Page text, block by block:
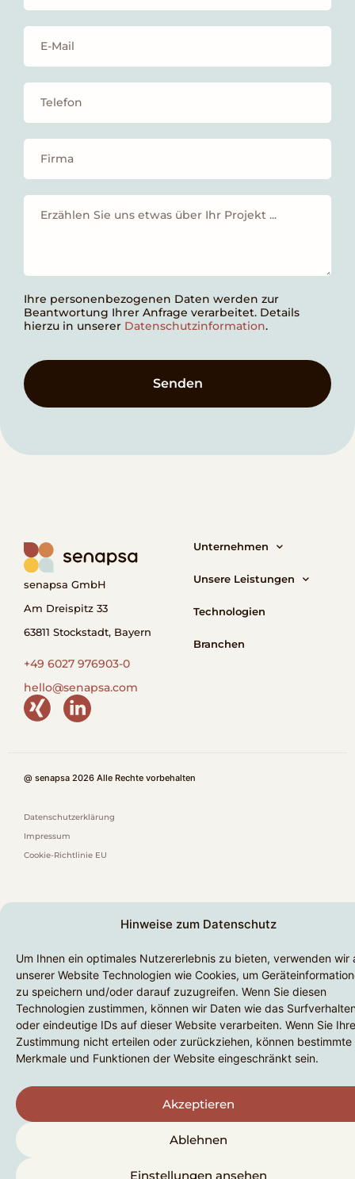
Hinweise zum Datenschutz
Um Ihnen ein optimales Nutzererlebnis zu bieten, verwenden wir
unserer Website Technologien wie Cookies, um
zu speichern und/oder darauf zuzugreifen. Wenn Sie diesen
Technologien zustimmen, können wir Daten wie das
oder eindeutige IDs auf dieser Website verarbeiten. Wenn Sie Ihre
Zustimmung nicht erteilen oder zurückziehen, können bestimmte
Merkmale und Funktionen der Website eingeschränkt sein.
Akzeptieren
Ablehnen
Einstellungen ansehen
Ihre personenbezogenen Daten werden zur
Beantwortung Ihrer Anfrage verarbeitet. Details
hierzu in unserer Datenschutzinformation.
Senden
senapsa GmbH
Am Dreispitz 33
63811 Stockstadt, Bayern
+49 6027 976903-0
hello@senapsa.com
Unternehmen
Unsere Leistungen
Technologien
Branchen
@ senapsa 2026 Alle Rechte vorbehalten
Datenschutzerklärung
Impressum
Cookie-Richtlinie EU